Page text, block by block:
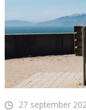
VÅRT
27 september